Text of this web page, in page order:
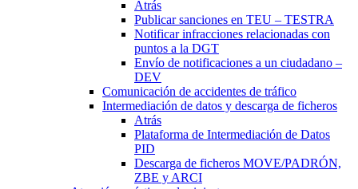
Atrás
Publicar sanciones en TEU – TESTRA
Notificar infracciones relacionadas con
puntos a la DGT
Envío de notificaciones a un ciudadano –
DEV
Comunicación de accidentes de tráfico
Intermediación de datos y descarga de ficheros
Atrás
Plataforma de Intermediación de Datos
PID
Descarga de ficheros MOVE/PADRÓN,
ZBE y ARCI